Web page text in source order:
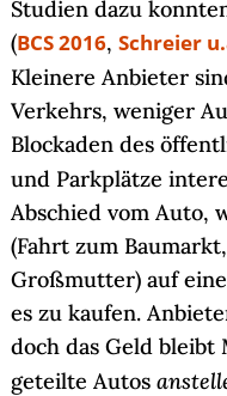
Studien dazu
(BCS 2016, Schreier
Kleinere Anbieter
Verkehrs, weniger
Blockaden des
und Parkplätze
Abschied vom Auto,
(Fahrt zum
Großmutter) auf
es zu kaufen.
doch das Geld
geteilte Autos